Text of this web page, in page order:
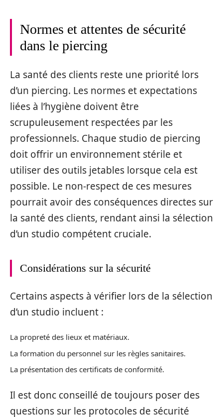
Normes et attentes de sécurité
dans le piercing
La santé des clients reste une priorité lors
d’un piercing. Les normes et expectations
liées à l’hygiène doivent être
scrupuleusement respectées par les
professionnels. Chaque studio de piercing
doit offrir un environnement stérile et
utiliser des outils jetables lorsque cela est
possible. Le non-respect de ces mesures
pourrait avoir des conséquences directes sur
la santé des clients, rendant ainsi la sélection
d’un studio compétent cruciale.
Considérations sur la sécurité
Certains aspects à vérifier lors de la sélection
d’un studio incluent :
La propreté des lieux et matériaux.
La formation du personnel sur les règles sanitaires.
La présentation des certificats de conformité.
Il est donc conseillé de toujours poser des
questions sur les protocoles de sécurité